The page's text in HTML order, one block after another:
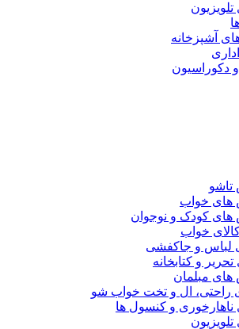
آشپزخانه
دکوراسیون
خواب
کودک و نوجوان
خواب
لباس و جاکفشی
و کتابخانه
مبلمان
راحتی، ال و تخت خواب شو
ناهارخوری و کنسول ها